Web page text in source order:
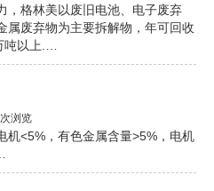
，格林美以废旧电池、电子废弃
属废弃物为主要拆解物，年可回收
吨以上.…
浏览
机<5%，有色金属含量>5%，电机